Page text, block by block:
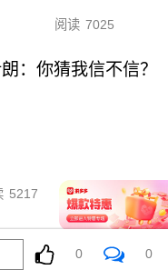
阅读 7025
：你猜我信不信？
5217 08-03
来，日本三重困境
0 0